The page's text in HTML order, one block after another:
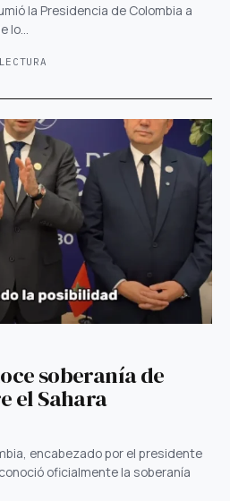
la Presidencia de Colombia a
lo…
soberanía de
el Sahara
encabezado por el presidente
oficialmente la soberanía